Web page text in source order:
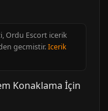
Ordu Escort icerik
gecmistir.Icerik